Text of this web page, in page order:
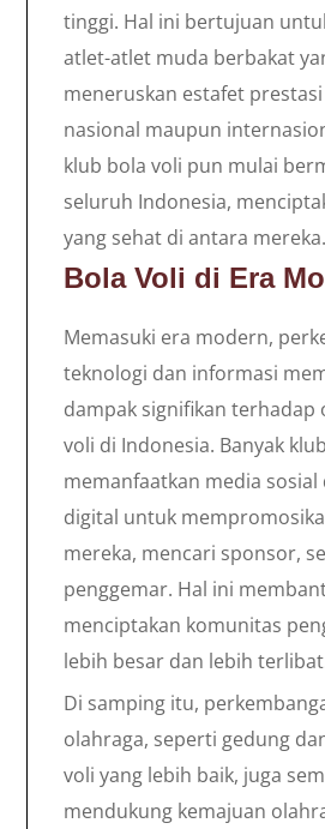
tinggi. Hal ini bertujuan
atlet-atlet muda berbakat
meneruskan estafet
nasional maupun
klub bola voli pun mulai
seluruh Indonesia,
yang sehat di antara mereka.
Bola Voli di Era
Memasuki era modern,
teknologi dan informasi
dampak signifikan terhadap
voli di Indonesia. Banyak
memanfaatkan media
digital untuk
mereka, mencari sponsor,
penggemar. Hal ini
menciptakan komunitas
lebih besar dan lebih
Di samping itu,
olahraga, seperti gedung
voli yang lebih baik, juga
mendukung kemajuan